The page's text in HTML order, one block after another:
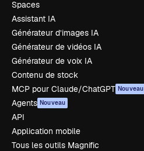
Spaces
Assistant IA
Générateur d’images IA
Générateur de vidéos IA
Générateur de voix IA
Contenu de stock
MCP pour Claude/ChatGPT Nouveau
Agents Nouveau
API
Application mobile
Tous les outils Magnific